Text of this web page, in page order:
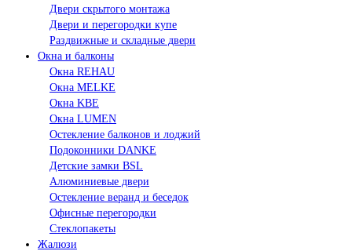
Двери скрытого монтажа
Двери и перегородки купе
Раздвижные и складные двери
Окна и балконы
Окна REHAU
Окна MELKE
Окна KBE
Окна LUMEN
Остекление балконов и лоджий
Подоконники DANKE
Детские замки BSL
Алюминиевые двери
Остекление веранд и беседок
Офисные перегородки
Стеклопакеты
Жалюзи